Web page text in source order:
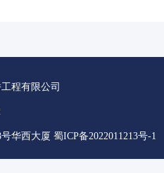
程有限公司
华西大厦 蜀ICP备2022011213号-1